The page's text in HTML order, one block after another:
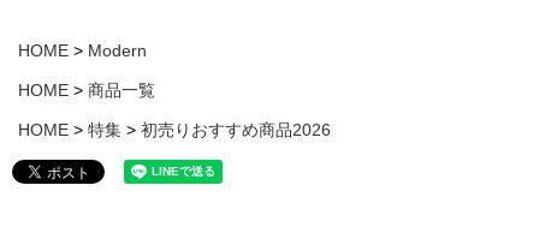
HOME Modern
HOME 商品一覧
HOME 特集 初売りおすすめ商品2026